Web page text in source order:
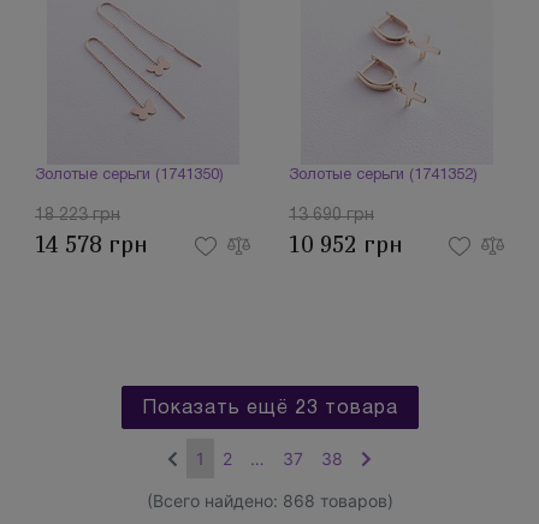
Золотые серьги (1741350)
18 223 грн
14 578 грн
Золотые серьги (1741352)
13 690 грн
10 952 грн
Показать ещё 23 товара
1 2 … 37 38
(Всего найдено: 868 товаров)